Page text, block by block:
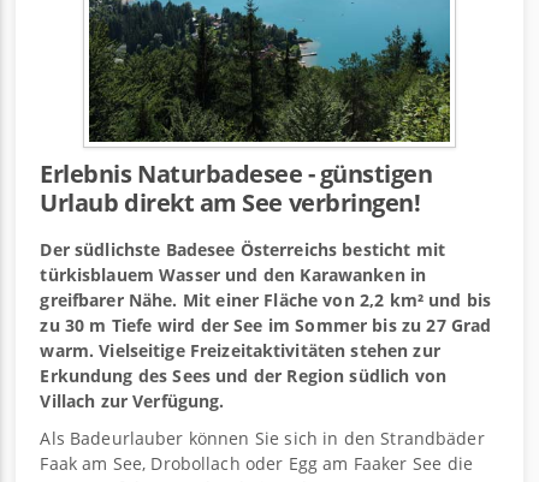
Erlebnis Naturbadesee - günstigen
Urlaub direkt am See verbringen!
Der südlichste Badesee Österreichs besticht mit
türkisblauem Wasser und den Karawanken in
greifbarer Nähe. Mit einer Fläche von 2,2 km² und bis
zu 30 m Tiefe wird der See im Sommer bis zu 27 Grad
warm. Vielseitige Freizeitaktivitäten stehen zur
Erkundung des Sees und der Region südlich von
Villach zur Verfügung.
Als Badeurlauber können Sie sich in den Strandbäder
Faak am See, Drobollach oder Egg am Faaker See die